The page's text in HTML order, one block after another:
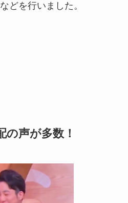
どを行いました。
の声が多数！